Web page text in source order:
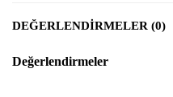
DEĞERLENDIRMELER (0)
Değerlendirmeler